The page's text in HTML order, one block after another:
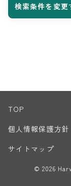
検索条件を変更
TOP
個人情報保護方針
サイトマップ
© 2026